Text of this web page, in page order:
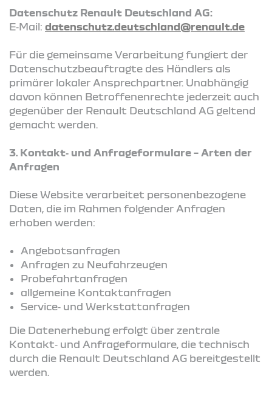
Datenschutz Renault Deutschland AG:
E‑Mail: datenschutz.deutschland@renault.de
Für die gemeinsame Verarbeitung fungiert der
Datenschutzbeauftragte des Händlers als
primärer lokaler Ansprechpartner. Unabhängig
davon können Betroffenenrechte jederzeit auch
gegenüber der Renault Deutschland AG geltend
gemacht werden.
3. Kontakt‑ und Anfrageformulare – Arten der
Anfragen
Diese Website verarbeitet personenbezogene
Daten, die im Rahmen folgender Anfragen
erhoben werden:
Angebotsanfragen
Anfragen zu Neufahrzeugen
Probefahrtanfragen
allgemeine Kontaktanfragen
Service‑ und Werkstattanfragen
Die Datenerhebung erfolgt über zentrale
Kontakt‑ und Anfrageformulare, die technisch
durch die Renault Deutschland AG bereitgestellt
werden.